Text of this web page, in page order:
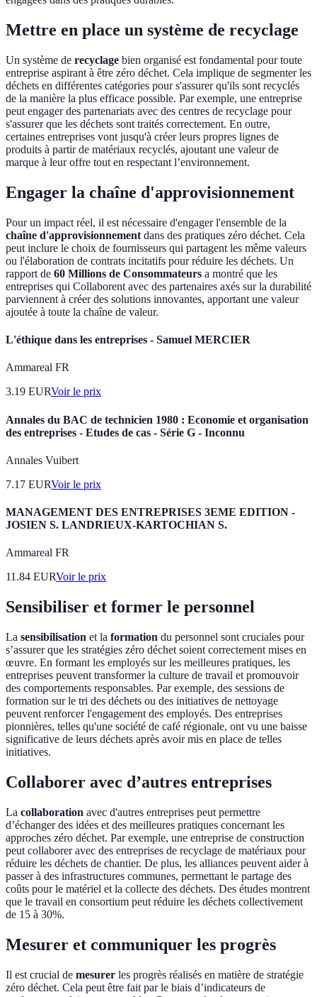
Mettre en place un système de recyclage
Un système de recyclage bien organisé est fondamental pour toute
entreprise aspirant à être zéro déchet. Cela implique de segmenter les
déchets en différentes catégories pour s'assurer qu'ils sont recyclés
de la manière la plus efficace possible. Par exemple, une entreprise
peut engager des partenariats avec des centres de recyclage pour
s'assurer que les déchets sont traités correctement. En outre,
certaines entreprises vont jusqu'à créer leurs propres lignes de
produits à partir de matériaux recyclés, ajoutant une valeur de
marque à leur offre tout en respectant l’environnement.
Engager la chaîne d'approvisionnement
Pour un impact réel, il est nécessaire d'engager l'ensemble de la
chaîne d'approvisionnement dans des pratiques zéro déchet. Cela
peut inclure le choix de fournisseurs qui partagent les même valeurs
ou l'élaboration de contrats incitatifs pour réduire les déchets. Un
rapport de 60 Millions de Consommateurs a montré que les
entreprises qui Collaborent avec des partenaires axés sur la durabilité
parviennent à créer des solutions innovantes, apportant une valeur
ajoutée à toute la chaîne de valeur.
L'éthique dans les entreprises - Samuel MERCIER
Ammareal FR
3.19 EURVoir le prix
Annales du BAC de technicien 1980 : Economie et organisation
des entreprises - Etudes de cas - Série G - Inconnu
Annales Vuibert
7.17 EURVoir le prix
MANAGEMENT DES ENTREPRISES 3EME EDITION -
JOSIEN S. LANDRIEUX-KARTOCHIAN S.
Ammareal FR
11.84 EURVoir le prix
Sensibiliser et former le personnel
La sensibilisation et la formation du personnel sont cruciales pour
s’assurer que les stratégies zéro déchet soient correctement mises en
œuvre. En formant les employés sur les meilleures pratiques, les
entreprises peuvent transformer la culture de travail et promouvoir
des comportements responsables. Par exemple, des sessions de
formation sur le tri des déchets ou des initiatives de nettoyage
peuvent renforcer l'engagement des employés. Des entreprises
pionnières, telles qu'une société de café régionale, ont vu une baisse
significative de leurs déchets après avoir mis en place de telles
initiatives.
Collaborer avec d’autres entreprises
La collaboration avec d'autres entreprises peut permettre
d’échanger des idées et des meilleures pratiques concernant les
approches zéro déchet. Par exemple, une entreprise de construction
peut collaborer avec des entreprises de recyclage de matériaux pour
réduire les déchets de chantier. De plus, les alliances peuvent aider à
passer à des infrastructures communes, permettant le partage des
coûts pour le matériel et la collecte des déchets. Des études montrent
que le travail en consortium peut réduire les déchets collectivement
de 15 à 30%.
Mesurer et communiquer les progrès
Il est crucial de mesurer les progrès réalisés en matière de stratégie
zéro déchet. Cela peut être fait par le biais d’indicateurs de